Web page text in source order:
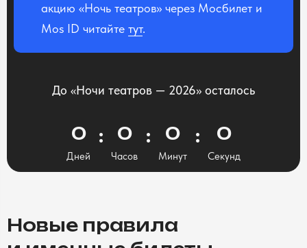
акцию «Ночь театров» через Мосбилет и
Mos ID читайте тут.
До «Ночи театров — 2026» осталось
0
Дней
0
Часов
0
Минут
0
Секунд
Новые правила